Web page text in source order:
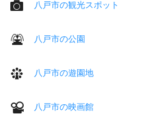
八戸市の観光スポット
八戸市の公園
八戸市の遊園地
八戸市の映画館